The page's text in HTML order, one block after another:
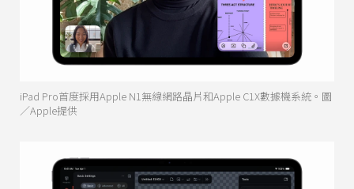
iPad Pro首度採用Apple N1無線網路晶片和Apple C1X數據機系統。圖
／Apple提供